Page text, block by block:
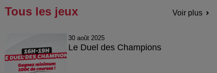
Tous les jeux Voir plus
30 août 2025
Le Duel des Champions